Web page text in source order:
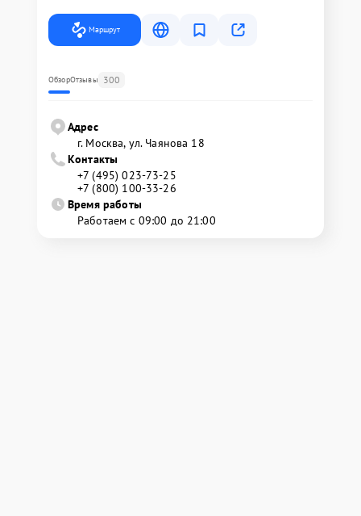
Маршрут
ОбзорОтзывы 300
Адрес
г. Москва, ул. Чаянова 18
Контакты
+7 (495) 023-73-25
+7 (800) 100-33-26
Время работы
Работаем с 09:00 до 21:00